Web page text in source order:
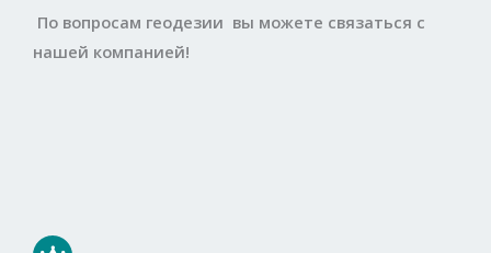
По вопросам геодезии вы можете связаться с
нашей компанией!